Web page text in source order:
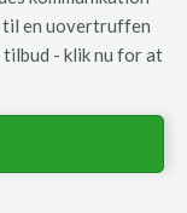
en uovertruffen
- klik nu for at